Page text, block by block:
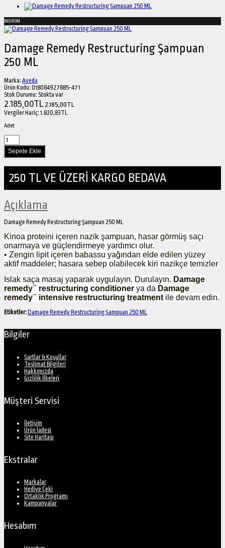
İNDİRİM
Damage Remedy Restructuring Şampuan
250 ML
Marka: Aveda
Ürün Kodu: 018084927885-471
Stok Durumu: Stokta var
2.185,00TL 2.185,00TL
Vergiler Hariç: 1.820,83TL
Adet
250 TL VE ÜZERİ KARGO BEDAVA
Açıklama
Damage Remedy Restructuring Şampuan 250 ML
Kinoa proteini içeren nazik şampuan, hasar görmüş saçı
onarmaya ve güçlendirmeye yardımcı olur.
• Zengin lipit içeren babassu yağından elde edilen yüzey
aktif maddeler; hasara sebep olabilecek kiri nazikçe temizler
Islak saça masaj yaparak uygulayın. Durulayın. Damage
remedy™ restructuring conditioner ya da Damage
remedy™ intensive restructuring treatment ile devam edin.
Etiketler:Damage Remedy Restructuring Şampuan 250 ML
Bilgiler
Şartlar & Koşullar
Teslimat Bilgileri
Hakkımızda
Gizlilik İlkeleri
Müşteri Servisi
İletişim
Ürün İadesi
Site Haritası
Ekstralar
Markalar
Hediye Çeki
Ortaklık Programı
Kampanyalar
Hesabım